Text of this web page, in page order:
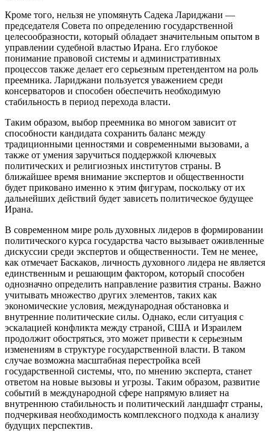
Кроме того, нельзя не упомянуть Садека Лариджани —
председателя Совета по определению государственной
целесообразности, который обладает значительным опытом в
управлении судебной властью Ирана. Его глубокое
понимание правовой системы и административных
процессов также делает его серьезным претендентом на роль
преемника. Лариджани пользуется уважением среди
консерваторов и способен обеспечить необходимую
стабильность в период перехода власти.
Таким образом, выбор преемника во многом зависит от
способности кандидата сохранить баланс между
традиционными ценностями и современными вызовами, а
также от умения заручиться поддержкой ключевых
политических и религиозных институтов страны. В
ближайшее время внимание экспертов и общественности
будет приковано именно к этим фигурам, поскольку от их
дальнейших действий будет зависеть политическое будущее
Ирана.
В современном мире роль духовных лидеров в формировании
политического курса государства часто вызывает оживленные
дискуссии среди экспертов и общественности. Тем не менее,
как отмечает Баскаков, личность духовного лидера не является
единственным и решающим фактором, который способен
однозначно определить направление развития страны. Важно
учитывать множество других элементов, таких как
экономические условия, международная обстановка и
внутренние политические силы. Однако, если ситуация с
эскалацией конфликта между страной, США и Израилем
продолжит обостряться, это может привести к серьезным
изменениям в структуре государственной власти. В таком
случае возможна масштабная перестройка всей
государственной системы, что, по мнению эксперта, станет
ответом на новые вызовы и угрозы. Таким образом, развитие
событий в международной сфере напрямую влияет на
внутреннюю стабильность и политический ландшафт страны,
подчеркивая необходимость комплексного подхода к анализу
будущих перспектив.